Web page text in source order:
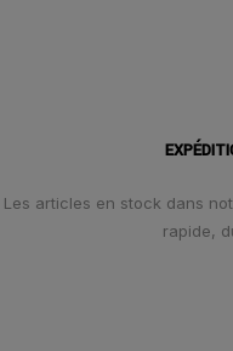
Les articles en stock dans
rapide,